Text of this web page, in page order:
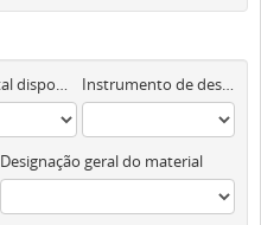
Objeto digital disponível Instrumento de descrição documental
Designação geral do material